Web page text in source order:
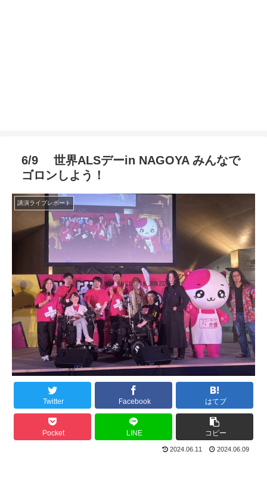
6/9 世界ALSデーin NAGOYA みんなで
ゴロンしよう！
講演ライブレポート
Twitter Facebook はてブ
Pocket LINE コピー
2024.06.11 2024.06.09